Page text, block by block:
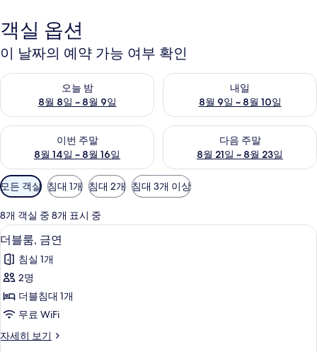
객실 옵션
이 날짜의 예약 가능 여부 확인
오늘 밤
8월 8일 ~ 8월 9일
오늘 밤 예약 가능 여부 확인, 8월 8일 ~ 8월 9일
내일
8월 9일 ~ 8월 10일
내일 예약 가능 여부 확인, 8월
이번 주말
8월 14일 ~ 8월 16일
이번 주말 예약 가능 여부 확인, 8월 14일 ~ 8월 16일
다음 주말
8월 21일 ~ 8월 23일
다음 주말 예약 가능 여부 확인
객
실
에
사
용
가
능
한
터
모든 객실 침대 1개 침대 2개 침대 3개 이상
8개 객실 중 8개 표시 중
더
블
룸,
금
연
진
더블룸, 금연 | 객실 내 금고, 다리미/다
4
더블룸, 금연
침실 1개
2명
더블침대 1개
무료 WiFi
자세히 보기
더